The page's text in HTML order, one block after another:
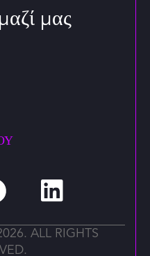
μας
ALL RIGHTS